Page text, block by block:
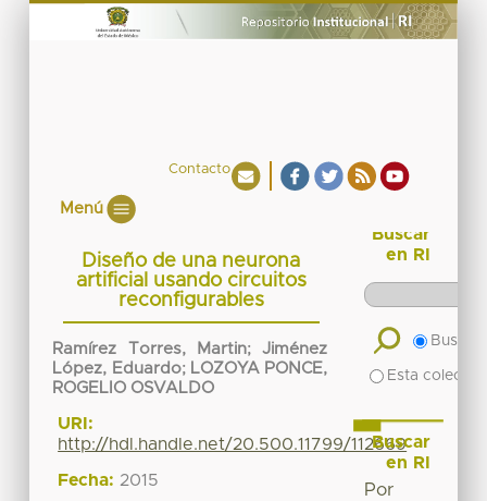
Contacto
Menú
Diseño de una neurona
artificial usando circuitos
reconfigurables
Ramírez Torres, Martin;Jiménez
López, Eduardo; LOZOYA PONCE,
ROGELIO OSVALDO
URI:
http://hdl.handle.net/20.500.11799/112669
Fecha: 2015
Buscar
en RI
Buscar
Esta
Buscar
en RI
Por